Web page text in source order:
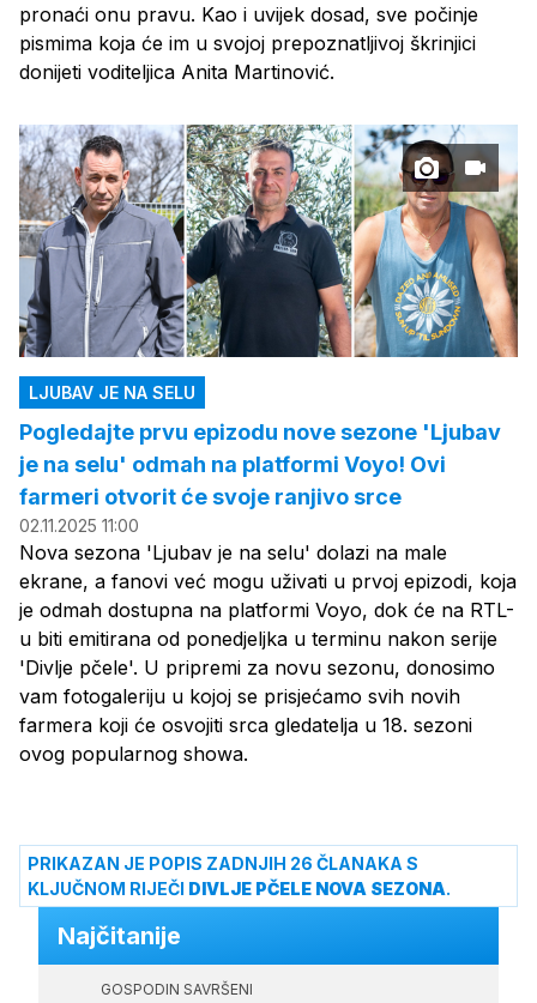
pronaći onu pravu. Kao i uvijek dosad, sve počinje
pismima koja će im u svojoj prepoznatljivoj škrinjici
donijeti voditeljica Anita Martinović.
LJUBAV JE NA SELU
Pogledajte prvu epizodu nove sezone 'Ljubav
je na selu' odmah na platformi Voyo! Ovi
farmeri otvorit će svoje ranjivo srce
02.11.2025 11:00
Nova sezona 'Ljubav je na selu' dolazi na male
ekrane, a fanovi već mogu uživati u prvoj epizodi, koja
je odmah dostupna na platformi Voyo, dok će na RTL-
u biti emitirana od ponedjeljka u terminu nakon serije
'Divlje pčele'. U pripremi za novu sezonu, donosimo
vam fotogaleriju u kojoj se prisjećamo svih novih
farmera koji će osvojiti srca gledatelja u 18. sezoni
ovog popularnog showa.
PRIKAZAN JE POPIS ZADNJIH 26 ČLANAKA S
KLJUČNOM RIJEČI DIVLJE PČELE NOVA SEZONA.
Najčitanije
GOSPODIN SAVRŠENI